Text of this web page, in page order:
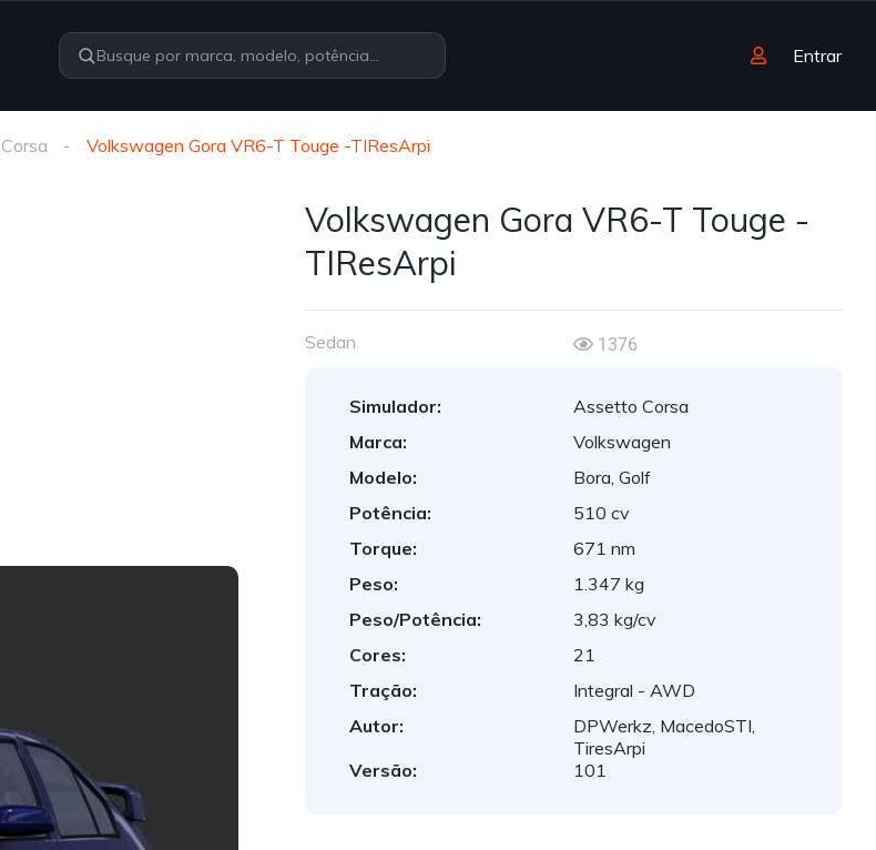
Entrar
Volkswagen Gora VR6-T Touge -TIResArpi
Volkswagen Gora VR6-T Touge -
TIResArpi
Sedan 1376
Simulador:
Assetto Corsa
Marca:
Volkswagen
Modelo:
Bora, Golf
Potência:
510 cv
Torque:
671 nm
Peso:
1.347 kg
Peso/Potência:
3,83 kg/cv
Cores:
21
Tração:
Integral - AWD
Autor:
DPWerkz, MacedoSTI,
TiresArpi
Versão:
101